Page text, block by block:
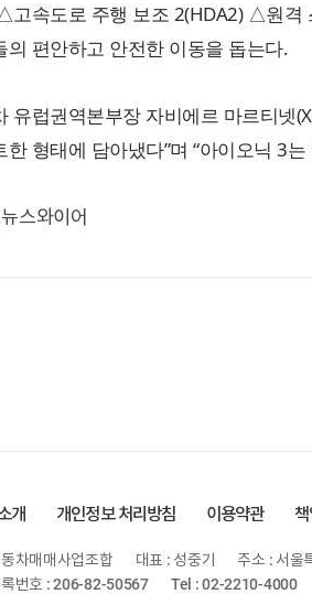
고속도로 주행 보조 2(HDA2) △원격
의 편안하고 안전한 이동을 돕는다.
유럽권역본부장 자비에르 마르티넷
한 형태에 담아냈다”며 “아이오닉 3
스와이어
개 개인정보 처리방침 이용약관 책
차매매사업조합 대표 : 성중기
주소 : 서울
번호 : 206-82-50567
Tel : 02-2210-4000